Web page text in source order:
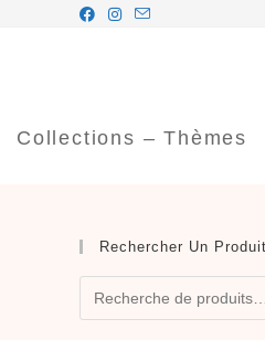
Collections – Thèmes
Rechercher Un Produit